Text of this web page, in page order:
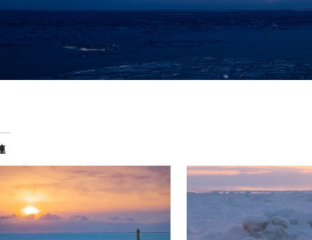
はこちら
企業様はこちら
メディア取材受付口はこちら
ネス課題解決コミュニティ【北海道オンラインアジト】